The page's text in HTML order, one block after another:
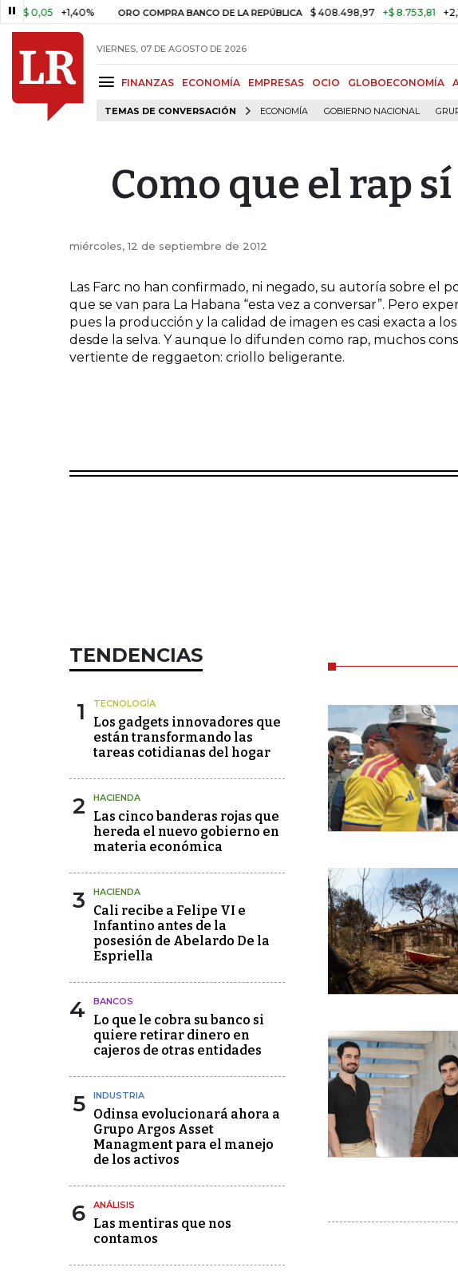
0,05 +1,40% ORO COMPRA BANCO DE LA REPÚBLICA $ 408.498,97 +$ 8.753,81 +2,19%
VIERNES, 07 DE AGOSTO DE 2026
FINANZAS ECONOMÍA EMPRESAS OCIO GLOBOECONOMÍA
TEMAS DE CONVERSACIÓN ECONOMÍA GOBIERNO NACIONAL
Como que el rap
miércoles, 12 de septiembre de 2012
Las Farc no han confirmado, ni negado, su autoría sobre el
que se van para La Habana “esta vez a conversar”. Pero
pues la producción y la calidad de imagen es casi exacta a
desde la selva. Y aunque lo difunden como rap, muchos
vertiente de reggaeton: criollo beligerante.
TENDENCIAS
1 TECNOLOGÍA
Los gadgets innovadores que
están transformando las
tareas cotidianas del hogar
2 HACIENDA
Las cinco banderas rojas que
hereda el nuevo gobierno en
materia económica
3 HACIENDA
Cali recibe a Felipe VI e
Infantino antes de la
posesión de Abelardo De la
Espriella
4 BANCOS
Lo que le cobra su banco si
quiere retirar dinero en
cajeros de otras entidades
5 INDUSTRIA
Odinsa evolucionará ahora a
Grupo Argos Asset
Managment para el manejo
de los activos
6 ANÁLISIS
Las mentiras que nos
contamos